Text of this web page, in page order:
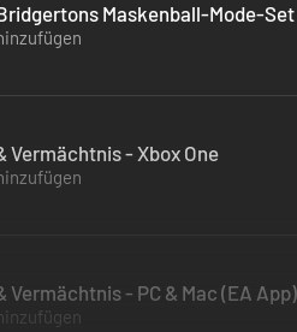
Maskenball-Mode-Set
Vermächtnis - Xbox One
Vermächtnis - PC & Mac (EA App)